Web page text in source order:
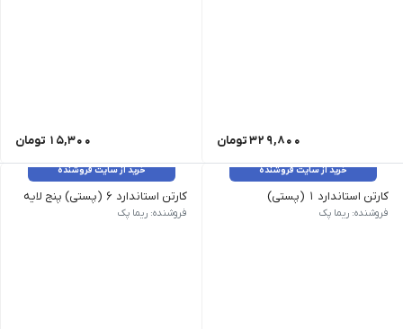
329,800تومان 15,300 تومان
خرید از سایت فروشنده
کارتن استاندارد 1 (پستی)
فروشنده: ریما پک
خرید از سایت فروشنده
کارتن استاندارد 6 (پستی) پنج لایه
فروشنده: ریما پک